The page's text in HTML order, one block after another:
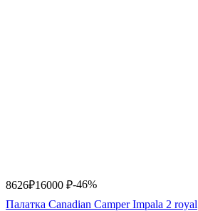
8626₽16000 ₽-46%
Палатка Canadian Camper Impala 2 royal